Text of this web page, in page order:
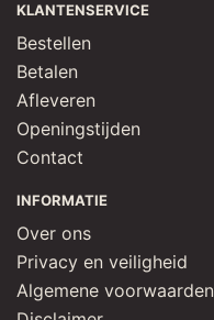
KLANTENSERVICE
Bestellen
Betalen
Afleveren
Openingstijden
Contact
INFORMATIE
Over ons
Privacy en veiligheid
Algemene voorwaarden